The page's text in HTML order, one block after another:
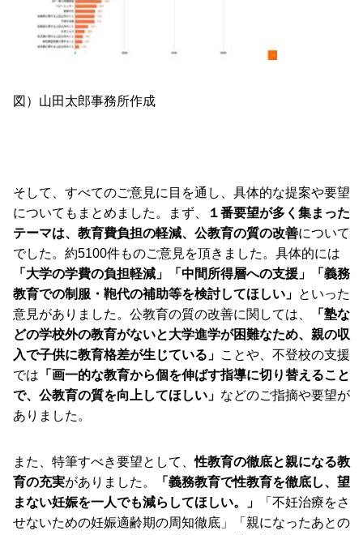
図）山田太郎事務所作成
そして、すべてのご意見に目を通し、具体的な提案や要望
についてもまとめました。まず、
１番要望が多く集まった
テーマは、教育費負担の軽減、公教育の質の改善について
でした。約5100件ものご意見を頂きました。具体的には
「大学の学費の負担軽減」「中間所得層への支援」「義務
教育での制服・鞄代の補助等を検討してほしい」 といった
意見がありました。公教育の質の改善に関しては、
「塾な
どの学校外の教育がないと大学進学が困難なため、親の収
入で子供に教育格差が生じている」 ことや、不登校の支援
では 「画一的な教育から個を伸ばす指導に切り替えること
で、公教育の質を向上してほしい」 などのご指摘や要望が
ありました。
また、特筆すべき要望として、性教育の徹底と親になる教
育の充実がありました。
「義務教育で性教育を徹底し、望
まない妊娠を一人でも減らしてほしい。」
「不妊治療をさ
せないための妊娠適齢期の周知徹底」「親になったあとの